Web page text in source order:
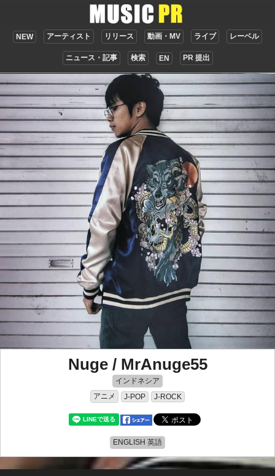
NEW アーティスト リリース 動画・MV ライブ レーベル
ニュース・記事 検索 EN PR 提出
Nuge / MrAnuge55
インドネシア
アニメ
J-POP J-ROCK
ENGLISH 英語